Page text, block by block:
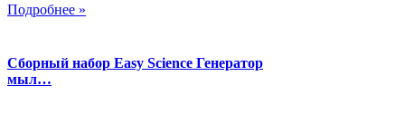
Подробнее »
Сборный набор Easy Science Генератор
мыл…